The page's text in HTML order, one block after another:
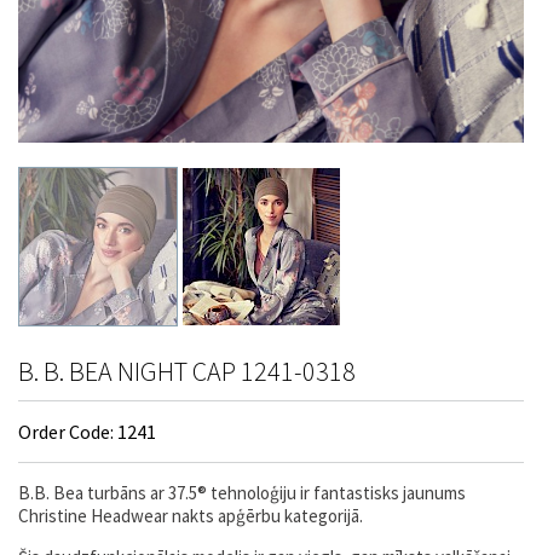
B. B. BEA NIGHT CAP 1241-0318
Order Code: 1241
B.B. Bea turbāns ar 37.5® tehnoloģiju ir fantastisks jaunums
Christine Headwear nakts apģērbu kategorijā.